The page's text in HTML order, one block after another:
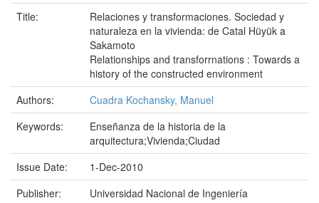
Title:
Relaciones y transformaciones. Sociedad y
naturaleza en la vivienda: de Catal Hüyük a
Sakamoto
Relationships and transforrnations : Towards a
history of the constructed environment
Authors:
Cuadra Kochansky, Manuel
Keywords:
Enseñanza de la historia de la
arquitectura;Vivienda;Ciudad
Issue Date:
1-Dec-2010
Publisher:
Universidad Nacional de Ingeniería